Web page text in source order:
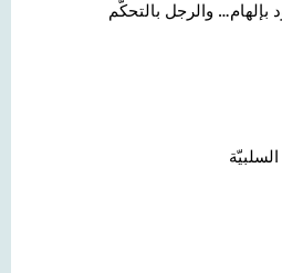
بإلهام… والرجل بالتحكّم